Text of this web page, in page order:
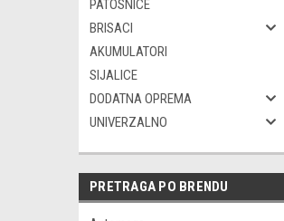
PATOSNICE
BRISACI
AKUMULATORI
SIJALICE
DODATNA OPREMA
UNIVERZALNO
PRETRAGA PO BRENDU